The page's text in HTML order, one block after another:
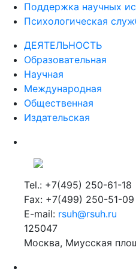
Поддержка научных
Психологическая
ДЕЯТЕЛЬНОСТЬ
Образовательная
Научная
Международная
Общественная
Издательская
Tel.: +7(495) 250-61-18
Fax: +7(499) 250-51-09
E-mail: rsuh@rsuh.ru
125047
Москва, Миусская